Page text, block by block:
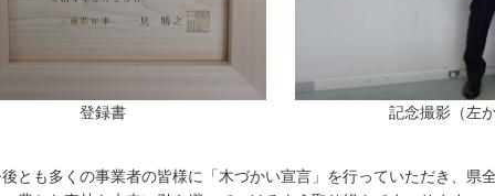
録書 記念撮影（左から田村氏、
も多くの事業者の皆様に「木づかい宣言」を行っていただき、県